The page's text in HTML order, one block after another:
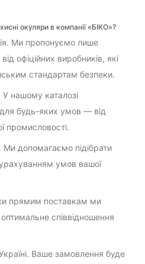
окуляри в компанії «БІКО»?
Ми пропонуємо лише
офіційних виробників, які
стандартам безпеки.
нашому каталозі
будь-яких умов — від
промисловості.
Ми допомагаємо підібрати
умов вашої
прямим поставкам ми
співвідношення
Ваше замовлення буде